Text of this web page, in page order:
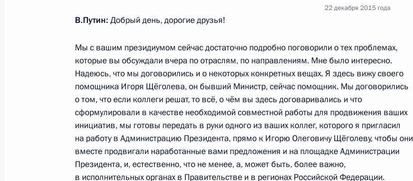
недвижимости
14 июля 2015 года, 13:45
Подписан закон, предусматривающий создание единого реестра
российских программ для электронных вычислительных машин
и баз данных
30 июня 2015 года, 22:10
22 декабря 2015 года
В.Путин: Добрый день, дорогие друзья!
Мы с вашим президиумом сейчас достаточно подробно поговорили о тех проблемах,
которые вы обсуждали вчера по отраслям, по направлениям. Мне было интересно.
Надеюсь, что мы договорились и о некоторых конкретных вещах. Я здесь вижу своего
помощника Игоря Щёголева, он бывший Министр, сейчас помощник. Мы договорились
о том, что если коллеги решат, то всё, о чём вы здесь договаривались и что
сформулировали в качестве необходимой совместной работы для продвижения ваших
инициатив, мы готовы передать в руки одного из ваших коллег, которого я пригласил
на работу в Администрацию Президента, прямо к Игорю Олеговичу Щёголеву, чтобы они
вместе продвигали наработанные вами предложения и на площадке Администрации
Президента, и, естественно, что не менее, а, может быть, более важно,
в исполнительных органах в Правительстве и в регионах Российской Федерации.